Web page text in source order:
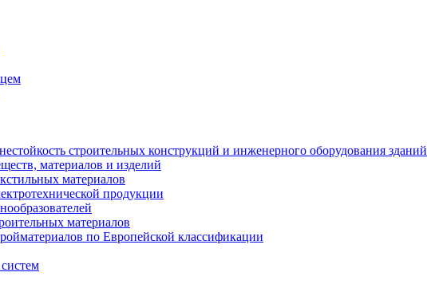
строительных конструкций и инженерного оборудования зданий
материалов и изделий
материалов
продукции
материалов
по Европейской классификации